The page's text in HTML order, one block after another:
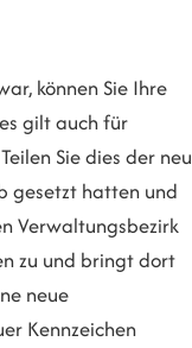
können Sie Ihre
giltauch für
Sie dies der neu
gesetzt hatten und
Verwaltungsbezirk
zu und bringt dort
neue
Kennzeichen